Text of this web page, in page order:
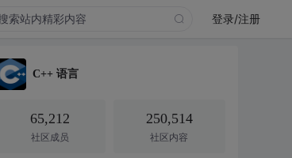
登录/注册
C++ 语言
65,212
社区成员
250,514
社区内容